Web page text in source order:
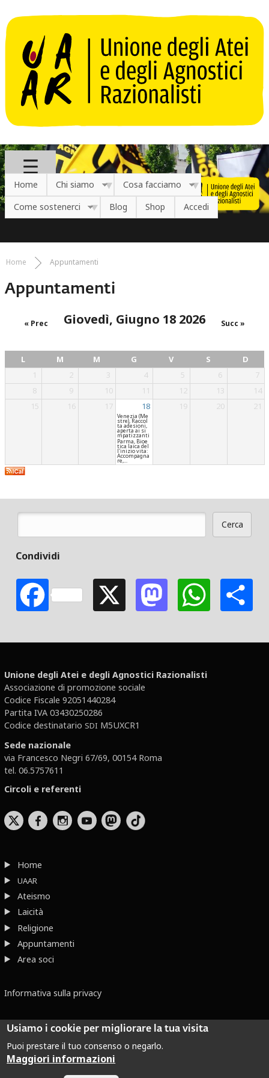
Home Chi siamo
Cosa facciamo
Come sostenerci
Blog Shop Accedi
Tu sei qui
Home Appuntamenti
Appuntamenti
Giovedì, Giugno 18 2026
« Prec Succ »
L M M G V S
D
1
2 3 4 5 6
7
8
9 10 11 12 13
14
15
16 17 18 19 20 21
Venezia (Me
stre), Raccol
ta adesioni,
aperta ai si
mpatizzanti
Parma, Bioe
tica laica del
l'inizio vita:
Accompagna
re,...
Cerca
Condividi
FacebookX Mastodon
Unione degli Atei e degli Agnostici Razionalisti
Associazione di promozione sociale
Codice Fiscale 92051440284
Partita IVA 03430250286
Codice destinatario SDI M5UXCR1
Sede nazionale
via Francesco Negri 67/69, 00154 Roma
tel. 06.5757611
Circoli e referenti
b x r
Home
UAAR
Ateismo
Laicità
Religione
Appuntamenti
Area soci
Informativa sulla privacy
Dove non indicato altrimenti quest’opera è distribuita con Licenza
Creative Commons Attribuzione - Non commerciale - Non opere derivate 2.5 Italia
Usiamo i cookie per migliorare la tua visita
Puoi prestare il tuo consenso o negarlo.
Maggiori informazioni